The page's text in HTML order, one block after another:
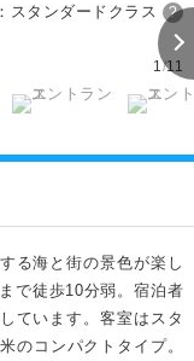
スタンダードクラス ?
1/11
る海と街の景色が楽し
で徒歩10分弱。宿泊者
ています。客室はスタ
のコンパクトタイプ。